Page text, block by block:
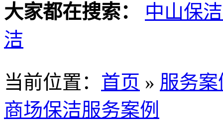
大家都在搜索：
中山保
洁
当前位置 ： 首页 » 服务案
商场保洁服务案例